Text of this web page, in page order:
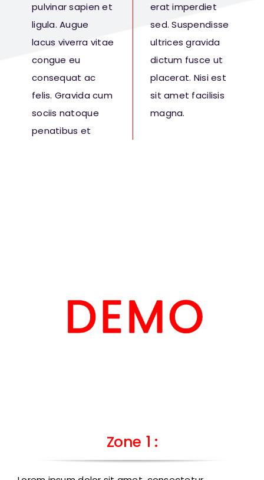
pulvinar sapien et
ligula. Augue
lacus viverra vitae
congue eu
consequat ac
felis. Gravida cum
sociis natoque
penatibus et
erat imperdiet
sed. Suspendisse
ultrices gravida
dictum fusce ut
placerat. Nisi est
sit amet facilisis
magna.
Zone 1 :